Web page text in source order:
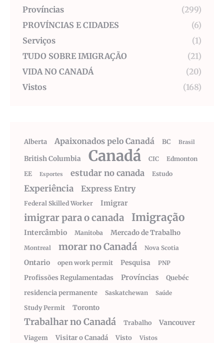
Províncias
(299)
PROVÍNCIAS E CIDADES
(6)
Serviços
(1)
TUDO SOBRE IMIGRAÇÃO
(21)
VIDA NO CANADÁ
(20)
Vistos
(168)
Alberta Apaixonados pelo Canadá BC Brasil
British Columbia Canadá CIC
Edmonton
EE
Esportes estudar no canada Estudo
Experiência Express Entry
Federal Skilled Worker Imigrar
imigrar para o canada Imigração
Intercâmbio Manitoba Mercado de Trabalho
Montreal morar no Canadá Nova Scotia
Ontario open work permit Pesquisa PNP
Profissões Regulamentadas Províncias
Quebéc
residencia permanente
Saskatchewan Saúde
Study Permit Toronto
Trabalhar no Canadá Trabalho Vancouver
Viagem Visitar o Canadá Visto Vistos